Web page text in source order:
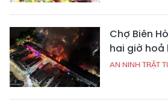
Chợ Biên
hai giờ hoả
AN NINH TRẬT